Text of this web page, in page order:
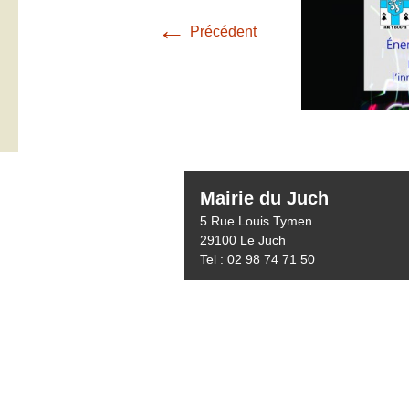
← Précédent
Mairie du Juch
5 Rue Louis Tymen
29100 Le Juch
Tel : 02 98 74 71 50